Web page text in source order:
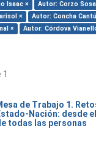
Isaac × Autor: Corzo
×
Autor: Concha
×
Autor: Córdova
de Trabajo 1.
Nación: desde
todas las personas